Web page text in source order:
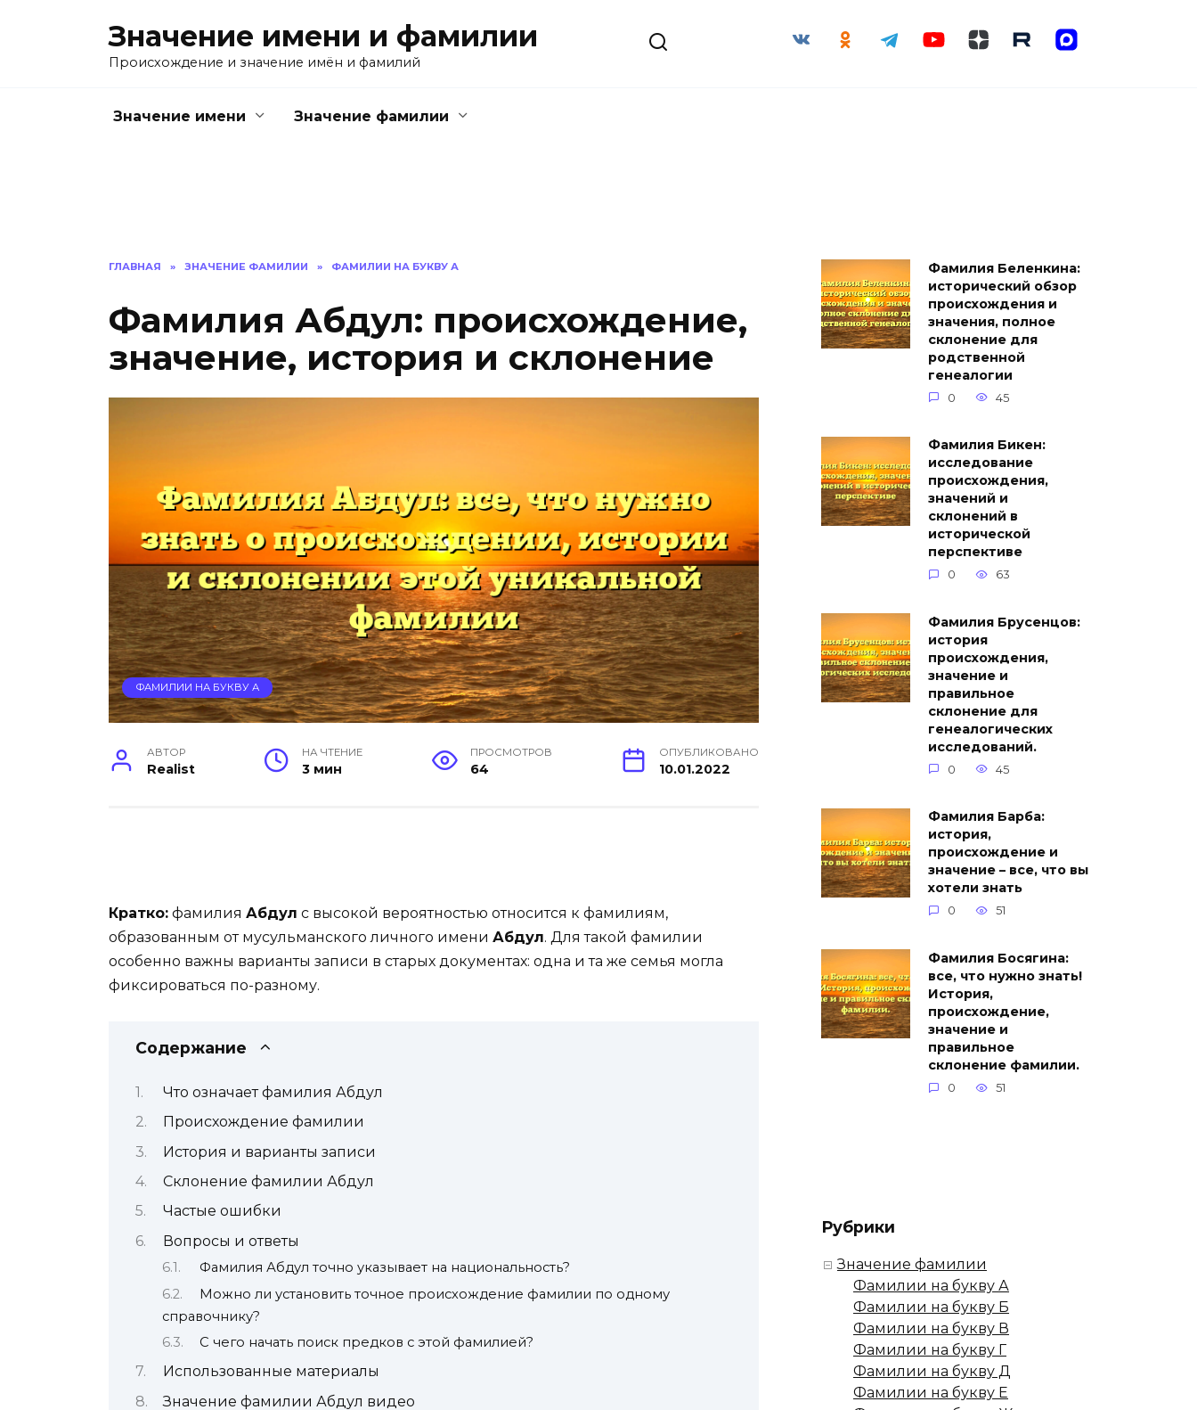
Значение имени и фамилии
Происхождение и значение имён и фамилий
Значение имени Значение фамилии
ГЛАВНАЯ » ЗНАЧЕНИЕ ФАМИЛИИ » ФАМИЛИИ НА БУКВУ А
Фамилия Абдул: происхождение,
значение, история и склонение
ФАМИЛИИ НА БУКВУ А
АВТОР
Realist
НА ЧТЕНИЕ
3 мин
ПРОСМОТРОВ
64
ОПУБЛИКОВАНО
10.01.2022
Кратко: фамилия Абдул с высокой вероятностью относится к фамилиям,
образованным от мусульманского личного имени Абдул. Для такой фамилии
особенно важны варианты записи в старых документах: одна и та же семья могла
фиксироваться по-разному.
Содержание
Что означает фамилия Абдул
Происхождение фамилии
История и варианты записи
Склонение фамилии Абдул
Частые ошибки
Вопросы и ответы
Фамилия Абдул точно указывает на национальность?
Можно ли установить точное происхождение фамилии по одному
справочнику?
С чего начать поиск предков с этой фамилией?
Использованные материалы
Значение фамилии Абдул видео
Фамилия Беленкина:
исторический обзор
происхождения и
значения, полное
склонение для
родственной
генеалогии
0 45
Фамилия Бикен:
исследование
происхождения,
значений и
склонений в
исторической
перспективе
0 63
Фамилия Брусенцов:
история
происхождения,
значение и
правильное
склонение для
генеалогических
исследований.
0 45
Фамилия Барба:
история,
происхождение и
значение – все, что вы
хотели знать
0 51
Фамилия Босягина:
все, что нужно знать!
История,
происхождение,
значение и
правильное
склонение фамилии.
0 51
Рубрики
Значение фамилии
Фамилии на букву А
Фамилии на букву Б
Фамилии на букву В
Фамилии на букву Г
Фамилии на букву Д
Фамилии на букву Е